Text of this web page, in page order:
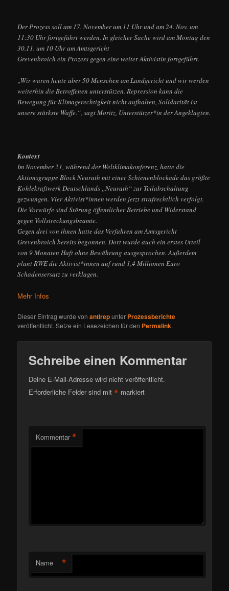
Der Prozess soll am 17. November um 11 Uhr und am 24. Nov. um
11:30 Uhr fortgeführt werden. In gleicher Sache wird am Montag den
30.11. um 10 Uhr am Amtsgericht
Grevenbroich ein Prozess gegen eine weiter Aktivistin fortgeführt.
„Wir waren heute über 50 Menschen am Landgericht und wir werden
weiterhin die Betroffenen unterstützen. Repression kann die
Bewegung für Klimagerechtigkeit nicht aufhalten, Solidarität ist
unsere stärkste Waffe.“, sagt Moritz, Unterstützer*in der Angeklagten.
Kontext
Im November 21, während der Weltklimakonferenz, hatte die
Aktionsgruppe Block Neurath mit einer Schienenblockade das größte
Kohlekraftwerk Deutschlands „Neurath“ zur Teilabschaltung
gezwungen. Vier Aktivist*innen werden jetzt strafrechtlich verfolgt.
Die Vorwürfe sind Störung öffentlicher Betriebe und Widerstand
gegen Vollstreckungsbeamte.
Gegen drei von ihnen hatte das Verfahren am Amtsgericht
Grevenbroich bereits begonnen. Dort wurde auch ein erstes Urteil
von 9 Monaten Haft ohne Bewährung ausgesprochen. Außerdem
plant RWE die Aktivist*innen auf rund 1,4 Millionen Euro
Schadensersatz zu verklagen.
Mehr Infos
Dieser Eintrag wurde vonantirepunter Prozessberichte
veröffentlicht. Setze ein Lesezeichen für den Permalink.
Schreibe einen Kommentar
Deine E-Mail-Adresse wird nicht veröffentlicht.
Erforderliche Felder sind mit* markiert
Kommentar *
Name *